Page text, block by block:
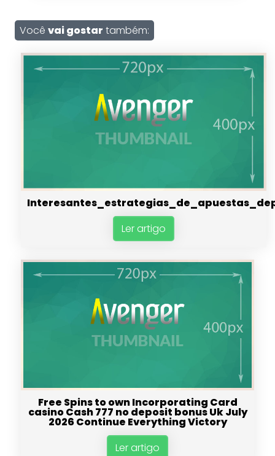
Você vai gostar também:
Ler artigo
Free Spins to own Incorporating Card
casino Cash 777 no deposit bonus Uk July
2026 Continue Everything Victory
Ler artigo